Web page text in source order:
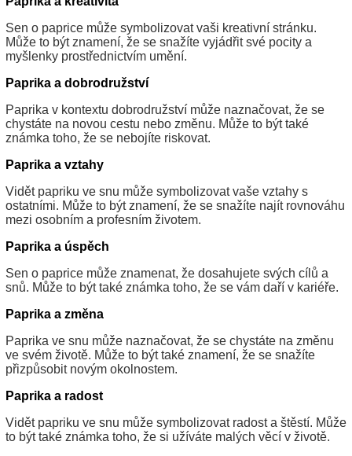
Sen o paprice může symbolizovat vaši kreativní stránku.
Může to být znamení, že se snažíte vyjádřit své pocity a
myšlenky prostřednictvím umění.
Paprika a dobrodružství
Paprika v kontextu dobrodružství může naznačovat, že se
chystáte na novou cestu nebo změnu. Může to být také
známka toho, že se nebojíte riskovat.
Paprika a vztahy
Vidět papriku ve snu může symbolizovat vaše vztahy s
ostatními. Může to být znamení, že se snažíte najít rovnováhu
mezi osobním a profesním životem.
Paprika a úspěch
Sen o paprice může znamenat, že dosahujete svých cílů a
snů. Může to být také známka toho, že se vám daří v kariéře.
Paprika a změna
Paprika ve snu může naznačovat, že se chystáte na změnu
ve svém životě. Může to být také znamení, že se snažíte
přizpůsobit novým okolnostem.
Paprika a radost
Vidět papriku ve snu může symbolizovat radost a štěstí. Může
to být také známka toho, že si užíváte malých věcí v životě.